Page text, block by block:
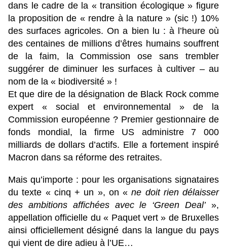
dans le cadre de la « transition écologique » figure
la proposition de « rendre à la nature » (sic !) 10%
des surfaces agricoles. On a bien lu : à l’heure où
des centaines de millions d’êtres humains souffrent
de la faim, la Commission ose sans trembler
suggérer de diminuer les surfaces à cultiver – au
nom de la « biodiversité » !
Et que dire de la désignation de Black Rock comme
expert « social et environnemental » de la
Commission européenne ? Premier gestionnaire de
fonds mondial, la firme US administre 7 000
milliards de dollars d’actifs. Elle a fortement inspiré
Macron dans sa réforme des retraites.
Mais qu’importe : pour les organisations signataires
du texte « cinq + un », on «ne doit rien délaisser
des ambitions affichées avec le ‘Green Deal’»,
appellation officielle du « Paquet vert » de Bruxelles
ainsi officiellement désigné dans la langue du pays
qui vient de dire adieu à l’UE…